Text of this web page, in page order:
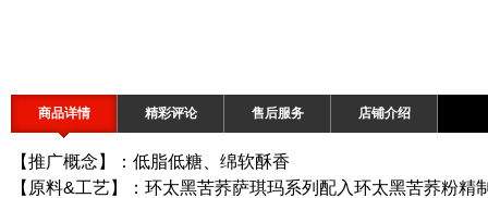
商品详情 精彩评论 售后服务 店铺介绍
【推广概念】：低脂低糖、绵软酥香
【原料&工艺】：环太黑苦荞萨琪玛系列配入环太黑苦荞粉